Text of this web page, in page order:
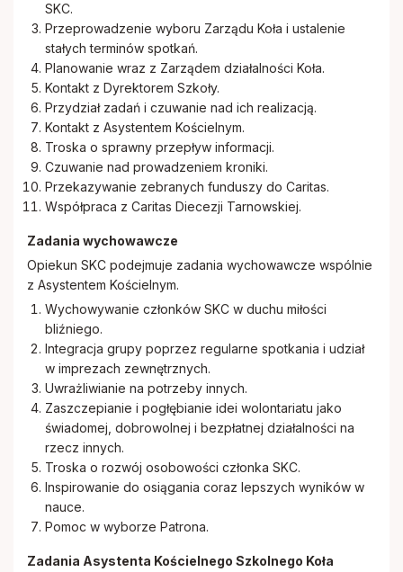
SKC.
Przeprowadzenie wyboru Zarządu Koła i ustalenie
stałych terminów spotkań.
Planowanie wraz z Zarządem działalności Koła.
Kontakt z Dyrektorem Szkoły.
Przydział zadań i czuwanie nad ich realizacją.
Kontakt z Asystentem Kościelnym.
Troska o sprawny przepływ informacji.
Czuwanie nad prowadzeniem kroniki.
Przekazywanie zebranych funduszy do Caritas.
Współpraca z Caritas Diecezji Tarnowskiej.
Zadania wychowawcze
Opiekun SKC podejmuje zadania wychowawcze wspólnie
z Asystentem Kościelnym.
Wychowywanie członków SKC w duchu miłości
bliźniego.
Integracja grupy poprzez regularne spotkania i udział
w imprezach zewnętrznych.
Uwrażliwianie na potrzeby innych.
Zaszczepianie i pogłębianie idei wolontariatu jako
świadomej, dobrowolnej i bezpłatnej działalności na
rzecz innych.
Troska o rozwój osobowości członka SKC.
Inspirowanie do osiągania coraz lepszych wyników w
nauce.
Pomoc w wyborze Patrona.
Zadania Asystenta Kościelnego Szkolnego Koła